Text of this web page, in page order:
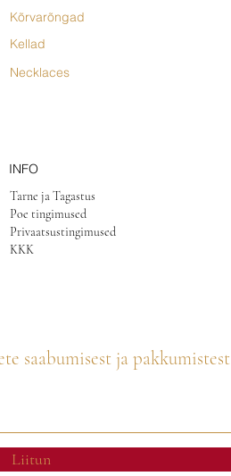
Kõrvarõngad
Kellad
Necklaces
INFO
Tarne ja Tagastus
Poe tingimused
Privaatsustingimused
KKK
saabumisest ja pakkumistest
Liitun